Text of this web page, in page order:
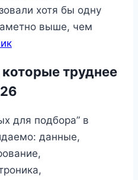
хотя бы одну
выше, чем
труднее
для подбора” в
данные,